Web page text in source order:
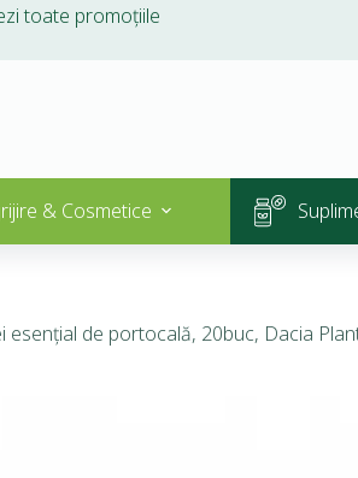
toate promoțiile
& Cosmetice
esențial de portocală, 20buc, Dacia